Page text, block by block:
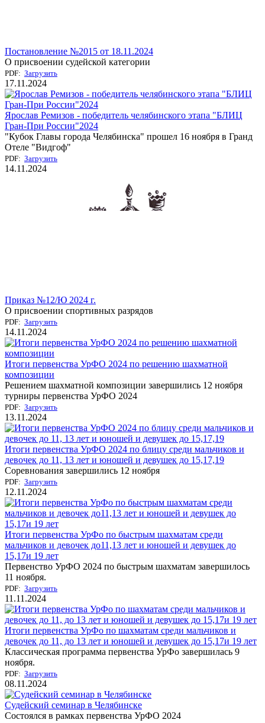
Постановление №2015 от 18.11.2024
О присвоении судейской категории
PDF: Загрузить
17.11.2024
Ярослав Ремизов - победитель челябинского этапа "БЛИЦ
Гран-При России"2024
"Кубок Главы города Челябинска" прошел 16 ноября в Гранд
Отеле "Видгоф"
PDF: Загрузить
14.11.2024
Приказ №12/Ю 2024 г.
О присвоении спортивных разрядов
PDF: Загрузить
14.11.2024
Итоги первенства УрФО 2024 по решению шахматной
композиции
Решением шахматной композиции завершились 12 ноября
турниры первенства УрФО 2024
PDF: Загрузить
13.11.2024
Итоги первенства УрФО 2024 по блицу среди мальчиков и
девочек до 11, 13 лет и юношей и девушек до 15,17,19
Соревнования завершились 12 ноября
PDF: Загрузить
12.11.2024
Итоги первенства УрФо по быстрым шахматам среди
мальчиков и девочек до11,13 лет и юношей и девушек до
15,17и 19 лет
Первенство УрФО 2024 по быстрым шахматам завершилось
11 ноября.
PDF: Загрузить
11.11.2024
Итоги первенства УрФо по шахматам среди мальчиков и
девочек до 11, до 13 лет и юношей и девушек до 15,17и 19 лет
Классическая программа первенства УрФо завершилась 9
ноября.
PDF: Загрузить
08.11.2024
Судейский семинар в Челябинске
Состоялся в рамках первенства УрФО 2024